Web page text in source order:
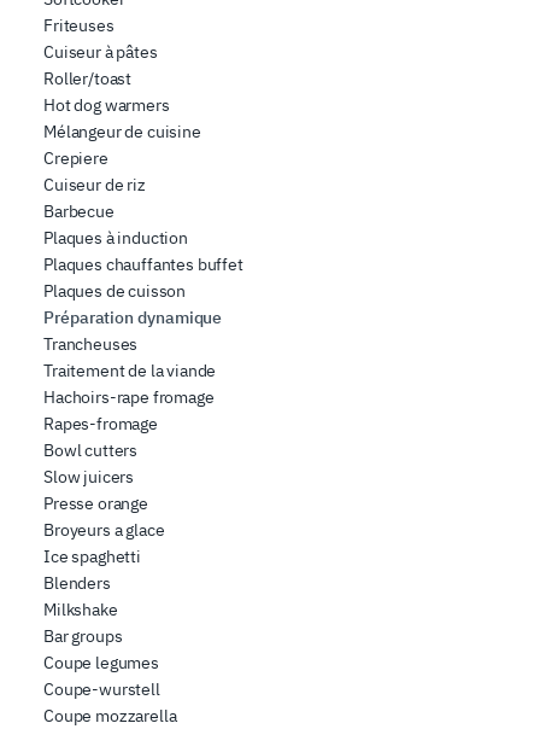
Friteuses
Cuiseur à pâtes
Roller/toast
Hot dog warmers
Mélangeur de cuisine
Crepiere
Cuiseur de riz
Barbecue
Plaques à induction
Plaques chauffantes buffet
Plaques de cuisson
Préparation dynamique
Trancheuses
Traitement de la viande
Hachoirs-rape fromage
Rapes-fromage
Bowl cutters
Slow juicers
Presse orange
Broyeurs a glace
Ice spaghetti
Blenders
Milkshake
Bar groups
Coupe legumes
Coupe-wurstell
Coupe mozzarella